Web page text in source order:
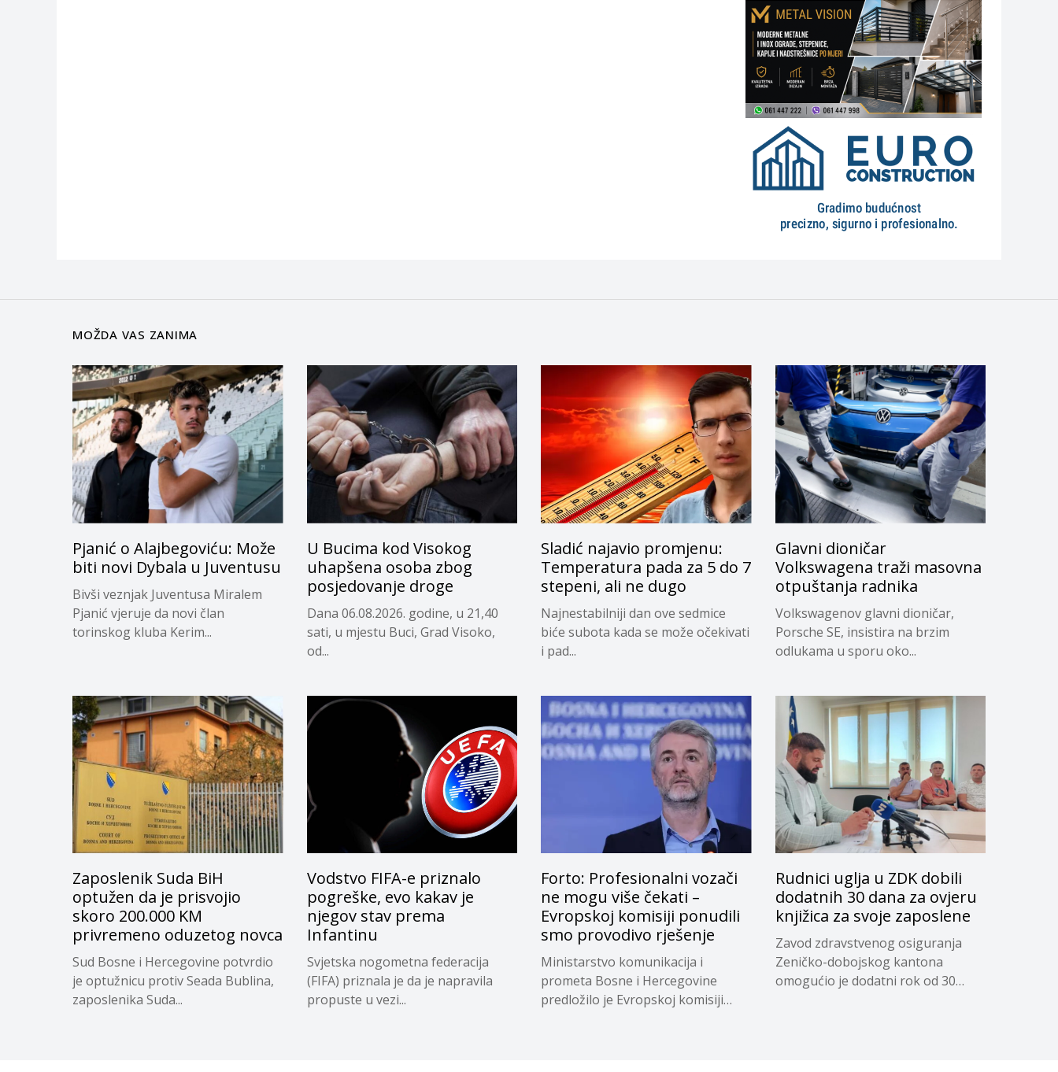
MOŽDA VAS ZANIMA
Pjanić o Alajbegoviću: Može
biti novi Dybala u Juventusu
Bivši veznjak Juventusa Miralem
Pjanić vjeruje da novi član
torinskog kluba Kerim...
U Bucima kod Visokog
uhapšena osoba zbog
posjedovanje droge
Dana 06.08.2026. godine, u 21,40
sati, u mjestu Buci, Grad Visoko,
od...
Sladić najavio promjenu:
Temperatura pada za 5 do 7
stepeni, ali ne dugo
Najnestabilniji dan ove sedmice
biće subota kada se može očekivati
i pad...
Glavni dioničar
Volkswagena traži masovna
otpuštanja radnika
Volkswagenov glavni dioničar,
Porsche SE, insistira na brzim
odlukama u sporu oko...
Zaposlenik Suda BiH
optužen da je prisvojio
skoro 200.000 KM
privremeno oduzetog novca
Sud Bosne i Hercegovine potvrdio
je optužnicu protiv Seada Bublina,
zaposlenika Suda...
Vodstvo FIFA-e priznalo
pogreške, evo kakav je
njegov stav prema
Infantinu
Svjetska nogometna federacija
(FIFA) priznala je da je napravila
propuste u vezi...
Forto: Profesionalni vozači
ne mogu više čekati –
Evropskoj komisiji ponudili
smo provodivo rješenje
Ministarstvo komunikacija i
prometa Bosne i Hercegovine
predložilo je Evropskoj komisiji
Rudnici uglja u ZDK dobili
dodatnih 30 dana za ovjeru
knjižica za svoje zaposlene
Zavod zdravstvenog osiguranja
Zeničko-dobojskog kantona
omogućio je dodatni rok od 30